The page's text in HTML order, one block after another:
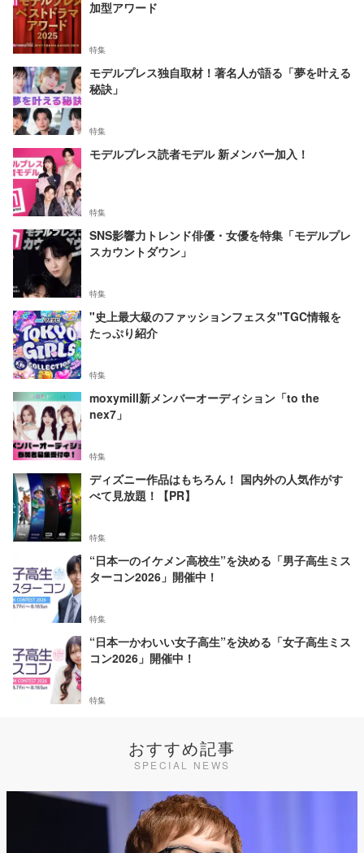
加型アワード
特集
モデルプレス独自取材！著名人が語る「夢を叶える
秘訣」
特集
モデルプレス読者モデル 新メンバー加入！
特集
SNS影響力トレンド俳優・女優を特集「モデルプレ
スカウントダウン」
特集
"史上最大級のファッションフェスタ"TGC情報を
たっぷり紹介
特集
moxymill新メンバーオーディション「to the
nex7」
特集
ディズニー作品はもちろん！ 国内外の人気作がす
べて見放題！【PR】
特集
“日本一のイケメン高校生”を決める「男子高生ミス
ターコン2026」開催中！
特集
“日本一かわいい女子高生”を決める「女子高生ミス
コン2026」開催中！
特集
おすすめ記事
SPECIAL NEWS